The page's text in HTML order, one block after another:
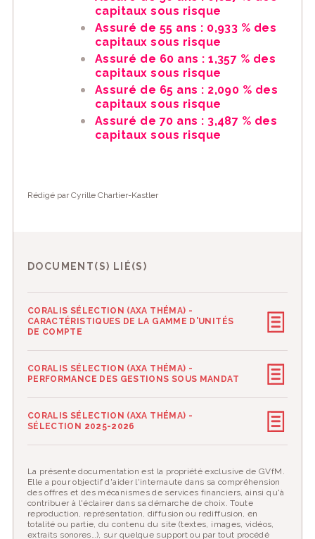
capitaux sous risque
Assuré de 55 ans : 0,933 % des
capitaux sous risque
Assuré de 60 ans : 1,357 % des
capitaux sous risque
Assuré de 65 ans : 2,090 % des
capitaux sous risque
Assuré de 70 ans : 3,487 % des
capitaux sous risque
Rédigé par Cyrille Chartier-Kastler
DOCUMENT(S) LIÉ(S)
CORALIS SÉLECTION (AXA THÉMA) -
CARACTÉRISTIQUES DE LA GAMME D'UNITÉS
DE COMPTE
CORALIS SÉLECTION (AXA THÉMA) -
PERFORMANCE DES GESTIONS SOUS MANDAT
CORALIS SÉLECTION (AXA THÉMA) -
SÉLECTION 2025-2026
La présente documentation est la propriété exclusive de GVfM.
Elle a pour objectif d'aider l'internaute dans sa compréhension
des offres et des mécanismes de services financiers, ainsi qu'à
contribuer à l'éclairer dans sa démarche de choix. Toute
reproduction, représentation, diffusion ou rediffusion, en
totalité ou partie, du contenu du site (textes, images, vidéos,
extraits sonores…), sur quelque support ou par tout procédé